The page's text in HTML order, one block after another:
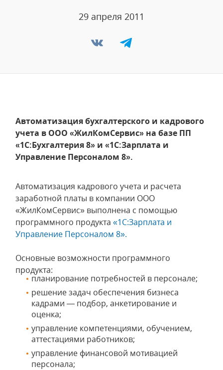
29 апреля 2011
Автоматизация бухгалтерского и кадрового
учета в ООО «ЖилКомСервис» на базе ПП
«1С:Бухгалтерия 8» и «1С:Зарплата и
Управление Персоналом 8».
Автоматизация кадрового учета и расчета
заработной платы в компании ООО
«ЖилКомСервис» выполнена с помощью
программного продукта «1С:Зарплата и
Управление Персоналом 8».
Основные возможности программного
продукта:
планирование потребностей в персонале;
решение задач обеспечения бизнеса
кадрами — подбор, анкетирование и
оценка;
управление компетенциями, обучением,
аттестациями работников;
управление финансовой мотивацией
персонала;